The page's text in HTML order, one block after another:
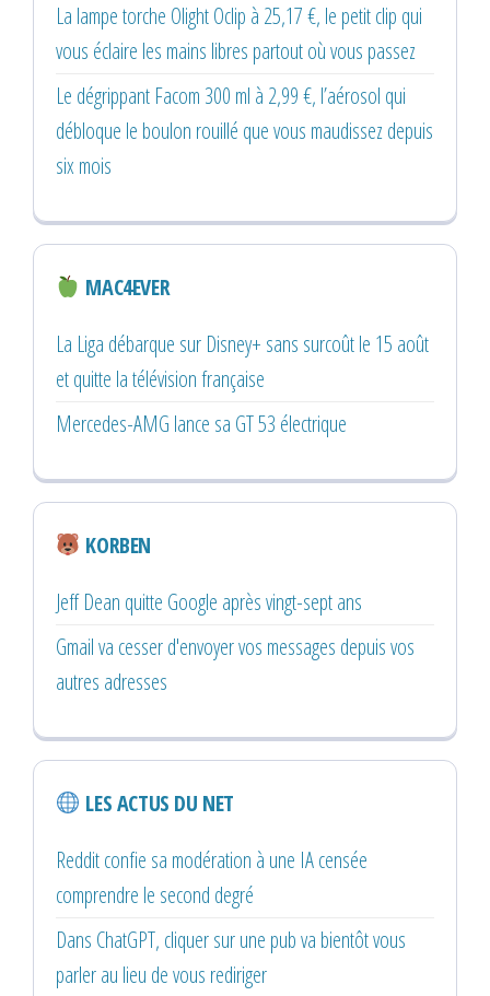
La lampe torche Olight Oclip à 25,17 €, le petit clip qui
vous éclaire les mains libres partout où vous passez
Le dégrippant Facom 300 ml à 2,99 €, l’aérosol qui
débloque le boulon rouillé que vous maudissez depuis
six mois
MAC4EVER
La Liga débarque sur Disney+ sans surcoût le 15 août
et quitte la télévision française
Mercedes-AMG lance sa GT 53 électrique
KORBEN
Jeff Dean quitte Google après vingt-sept ans
Gmail va cesser d'envoyer vos messages depuis vos
autres adresses
LES ACTUS DU NET
Reddit confie sa modération à une IA censée
comprendre le second degré
Dans ChatGPT, cliquer sur une pub va bientôt vous
parler au lieu de vous rediriger